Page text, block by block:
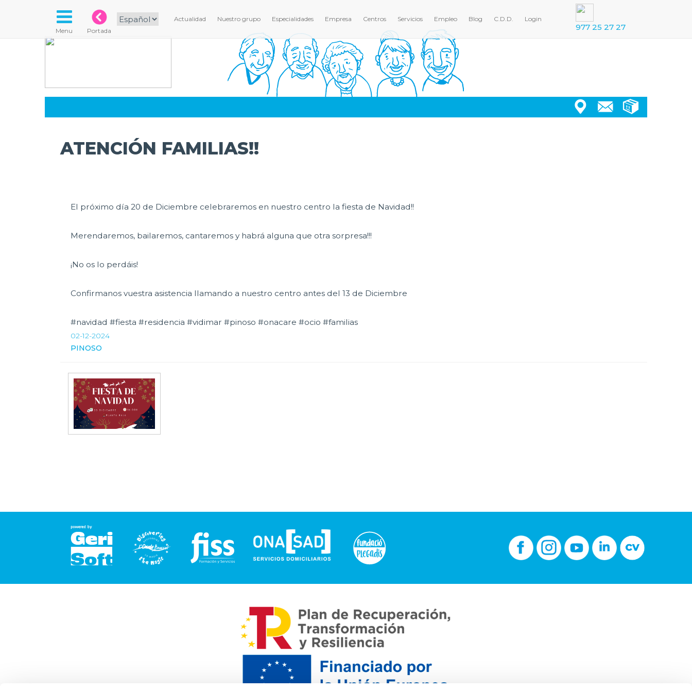
Actualidad Nuestro grupo Especialidades Empresa Centros Servicios Empleo Blog C.D.D. Login
977 25 27 27
Menu Portada
ATENCIÓN FAMILIAS!!
El próximo día 20 de Diciembre celebraremos en nuestro centro la fiesta de Navidad!!
Merendaremos, bailaremos, cantaremos y habrá alguna que otra sorpresa!!!
¡No os lo perdáis!
Confirmanos vuestra asistencia llamando a nuestro centro antes del 13 de Diciembre
#navidad #fiesta #residencia #vidimar #pinoso #onacare #ocio #familias
02-12-2024
PINOSO